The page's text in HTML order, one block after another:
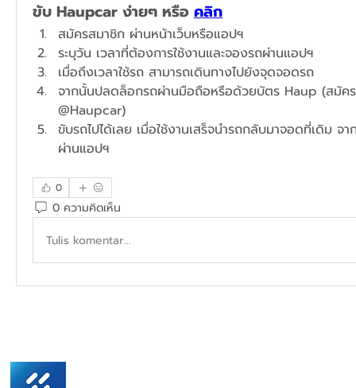
ขับ Haupcar ง่ายๆ หรือ คลิก
สมัครสมาชิก ผ่านหน้าเว็บหรือแอปฯ
ระบุวัน เวลาที่ต้องการใช้งานและจองรถผ่านแอปฯ​
เมื่อถึงเวลาใช้รถ สามารถเดินทางไปยังจุดจอดรถ
จากนั้นปลดล็อกรถผ่านมือถือหรือด้วยบัตร Haup (สมัค
@Haupcar)
ขับรถไปได้เลย เมื่อใช้งานเสร็จนำรถกลับมาจอดที่เดิม
ผ่านแอปฯ
0
0 ความคิดเห็น
Tulis komentar...